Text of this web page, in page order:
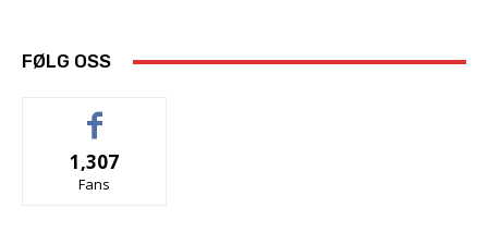
FØLG OSS
1,307
Fans